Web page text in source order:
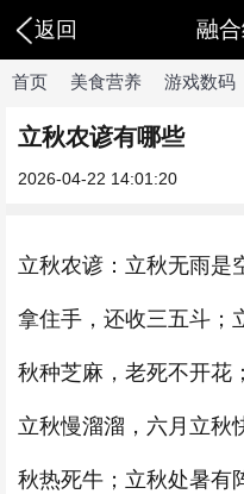
返回 融
首页 美食营养 游戏数码
立秋农谚有哪些
2026-04-22 14:01:20
立秋农谚：立秋无雨是
拿住手，还收三五斗；
秋种芝麻，老死不开花
立秋慢溜溜，六月立秋
秋热死牛；立秋处暑有